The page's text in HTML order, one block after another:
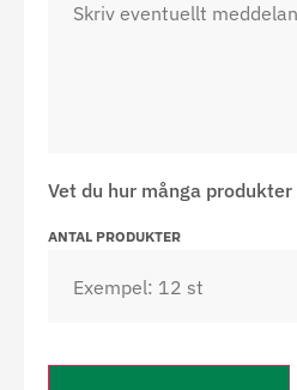
Vet du hur många produkter
ANTAL PRODUKTER